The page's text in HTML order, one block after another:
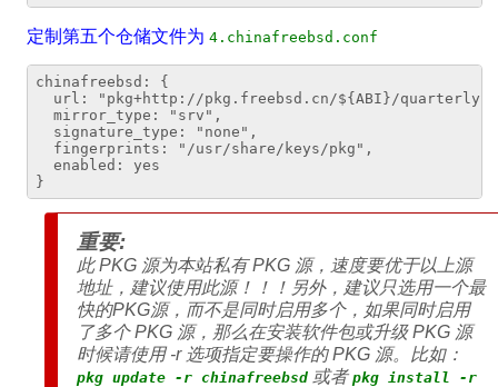
定制第五个仓储文件为 4.chinafreebsd.conf
chinafreebsd: {
  url: "pkg+http://pkg.freebsd.cn/${ABI}/quarterly",
  mirror_type: "srv",
  signature_type: "none",
  fingerprints: "/usr/share/keys/pkg",
  enabled: yes
重要:
此 PKG 源为本站私有 PKG 源，速度要优于以上源
地址，建议使用此源！！！另外，建议只选用一个最
快的PKG源，而不是同时启用多个，如果同时启用
了多个 PKG 源，那么在安装软件包或升级 PKG 源
时候请使用 -r 选项指定要操作的 PKG 源。比如：
pkg update -r chinafreebsd或者 pkg install -r